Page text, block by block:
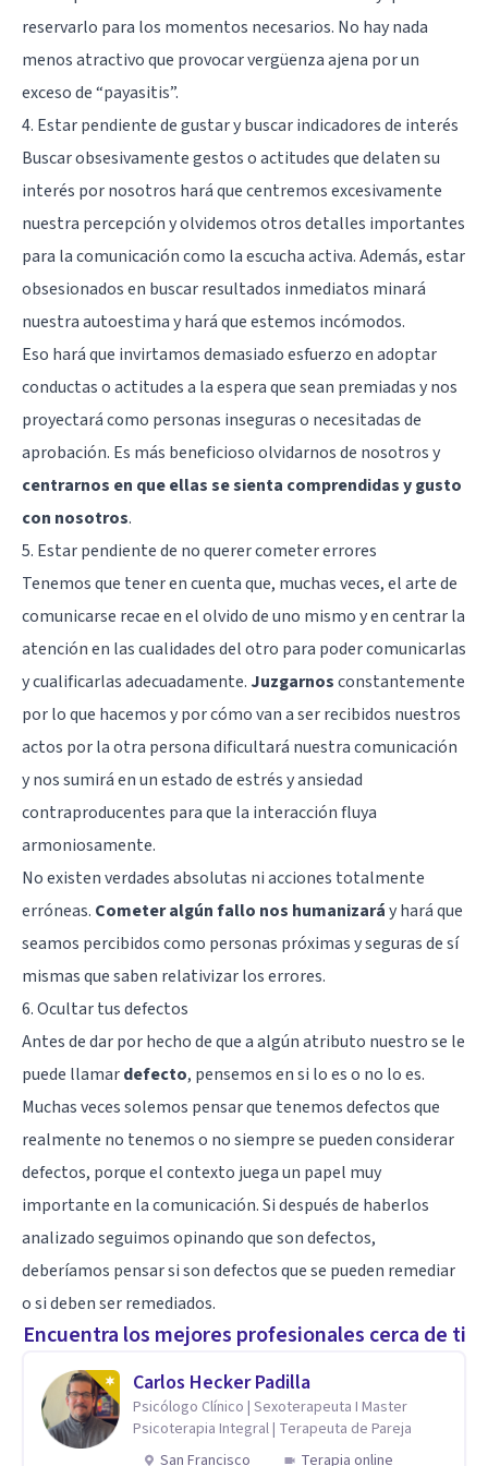
reservarlo para los momentos necesarios. No hay nada
menos atractivo que provocar vergüenza ajena por un
exceso de “payasitis”.
4. Estar pendiente de gustar y buscar indicadores de interés
Buscar obsesivamente gestos o actitudes que delaten su
interés por nosotros hará que centremos excesivamente
nuestra percepción y olvidemos otros detalles importantes
para la comunicación como laescucha activa. Además, estar
obsesionados en buscar resultados inmediatos minará
nuestra autoestimay hará que estemos incómodos.
Eso hará que invirtamos demasiado esfuerzo en adoptar
conductas o actitudes a la espera que sean premiadas y nos
proyectará como personas inseguras o necesitadas de
aprobación. Es más beneficioso olvidarnos de nosotros y
centrarnos en que ellas se sienta comprendidas y gusto
con nosotros.
5. Estar pendiente de no querer cometer errores
Tenemos que tener en cuenta que, muchas veces, el arte de
comunicarse recae en el olvido de uno mismo y en centrar la
atención en las cualidades del otro para poder comunicarlas
y cualificarlas adecuadamente. Juzgarnosconstantemente
por lo que hacemos y por cómo van a ser recibidos nuestros
actos por la otra persona dificultará nuestra comunicación
y nos sumirá en un estado deestrésyansiedad
contraproducentes para que la interacción fluya
armoniosamente.
No existen verdades absolutas ni acciones totalmente
erróneas. Cometer algún fallo nos humanizaráy hará que
seamos percibidos como personas próximas y seguras de sí
mismas que saben relativizar los errores.
6. Ocultar tus defectos
Antes de dar por hecho de que a algún atributo nuestro se le
puede llamardefecto, pensemos en si lo es o no lo es.
Muchas veces solemos pensar que tenemos defectos que
realmente no tenemos o no siempre se pueden considerar
defectos, porque el contexto juega un papel muy
importante en la comunicación. Si después de haberlos
analizado seguimos opinando que son defectos,
deberíamos pensar si son defectos que se pueden remediar
o si deben ser remediados.
Encuentra los mejores profesionales cerca de ti
Carlos Hecker Padilla
Psicólogo Clínico | Sexoterapeuta I Master
Psicoterapia Integral | Terapeuta de Pareja
San Francisco
Terapia online